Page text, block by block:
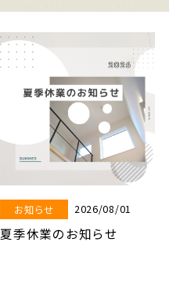
お知らせ 2026/08/01
夏季休業のお知らせ